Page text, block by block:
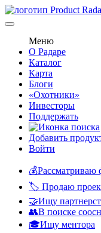
Меню
О Радаре
Каталог
Карта
Блоги
«Охотники»
Инвесторы
Поддержать
Добавить
Войти
💰Рассматриваю
🏷️ Продаю
🤝Ищу
👥В поиске
🎓Ищу ментора